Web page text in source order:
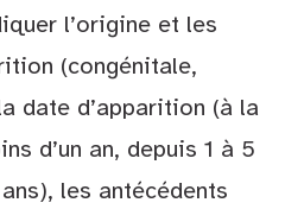
l’origine et les
(congénitale,
date d’apparition (à la
d’un an, depuis 1 à 5
les antécédents